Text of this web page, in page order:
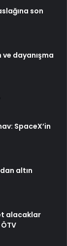
son
ve dayanışma
SpaceX’in
altın
alacaklar